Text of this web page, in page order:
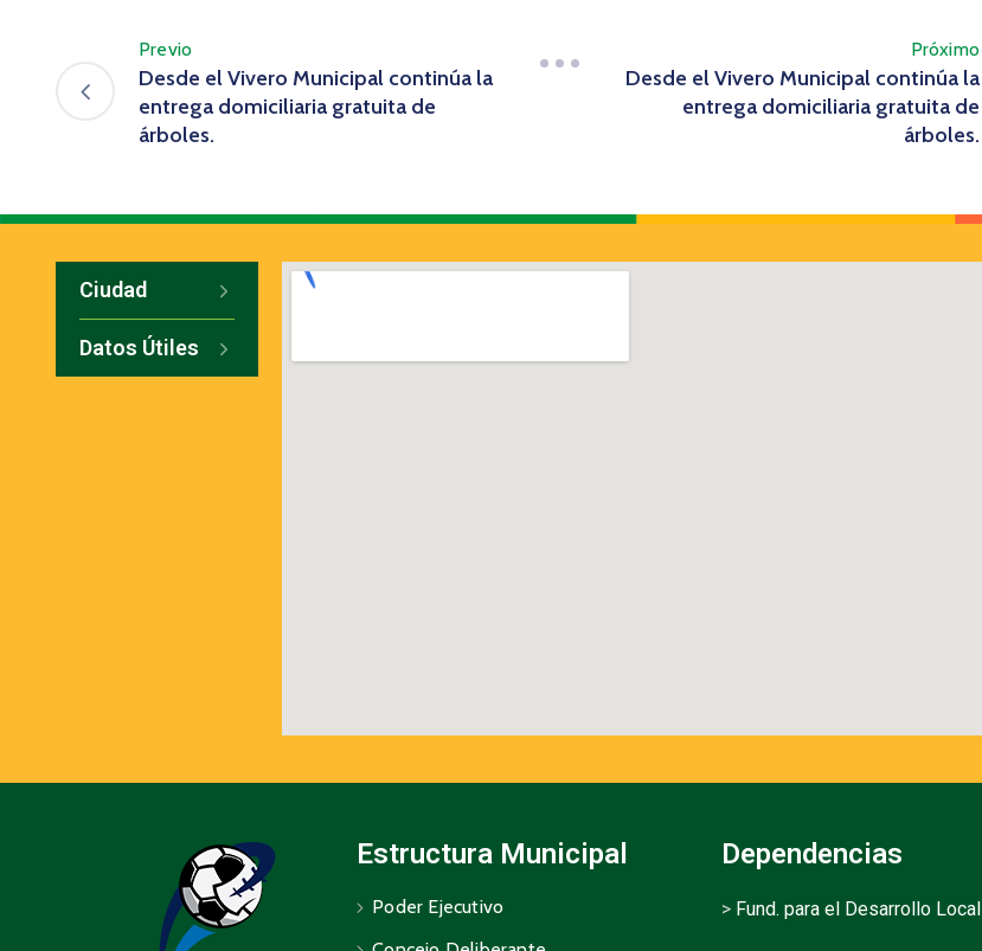
Previo
Desde el Vivero Municipal continúa la
entrega domiciliaria gratuita de
árboles.
Próximo
Desde el Vivero Municipal continúa la
entrega domiciliaria gratuita de
árboles.
Ciudad
Datos Útiles
Estructura Municipal
Poder Ejecutivo
Dependencias
> Fund. para el Desarrollo Local